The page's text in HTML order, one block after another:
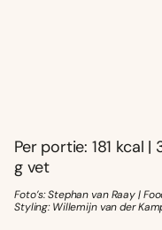
Per portie: 181 kcal
g vet
Foto’s: Stephan van Raay |
Styling: Willemijn van der